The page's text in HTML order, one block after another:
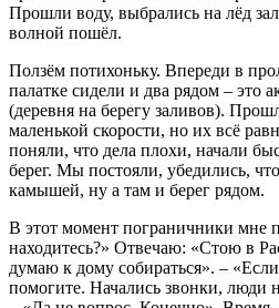
Прошли воду, выбрались на лёд
волной пошёл.
Ползём потихоньку. Впереди в
палатке сидели и два рядом – это
(деревня на берегу заливов).
маленькой скорости, но их всё
поняли, что дела плохи, начали
берег. Мы постояли, убедились,
камышей, ну а там и берег рядом.
В этот момент пограничники мне
находитесь?» Отвечаю: «Стою в
думаю к дому собираться». –
помогите. Начались звонки, люди